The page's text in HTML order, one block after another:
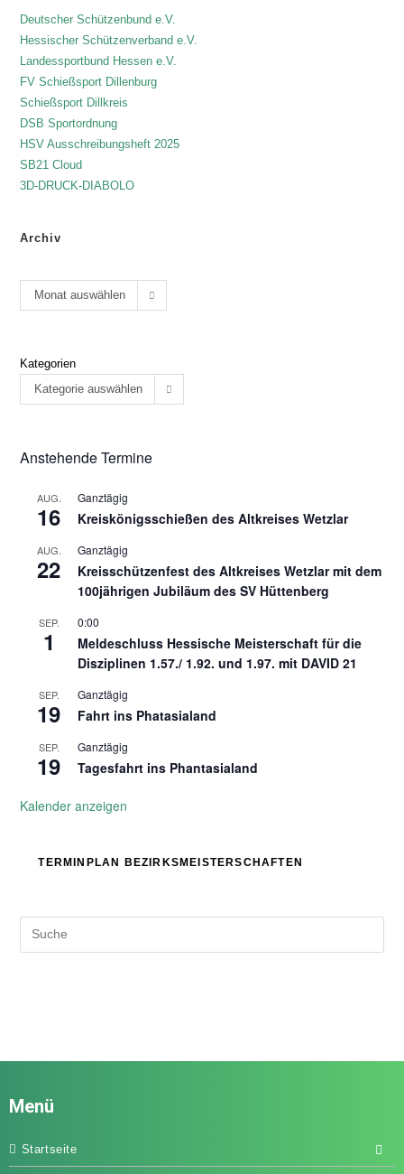
Deutscher Schützenbund e.V.
Hessischer Schützenverband e.V.
Landessportbund Hessen e.V.
FV Schießsport Dillenburg
Schießsport Dillkreis
DSB Sportordnung
HSV Ausschreibungsheft 2025
SB21 Cloud
3D-DRUCK-DIABOLO
Archiv
Monat auswählen
Kategorien
Kategorie auswählen
Anstehende Termine
AUG.
16
Ganztägig
Kreiskönigsschießen des Altkreises Wetzlar
AUG.
22
Ganztägig
Kreisschützenfest des Altkreises Wetzlar mit dem
100jährigen Jubiläum des SV Hüttenberg
SEP.
1
0:00
Meldeschluss Hessische Meisterschaft für die
Disziplinen 1.57./ 1.92. und 1.97. mit DAVID 21
SEP.
19
Ganztägig
Fahrt ins Phatasialand
SEP.
19
Ganztägig
Tagesfahrt ins Phantasialand
Kalender anzeigen
TERMINPLAN BEZIRKSMEISTERSCHAFTEN
Menü
Startseite